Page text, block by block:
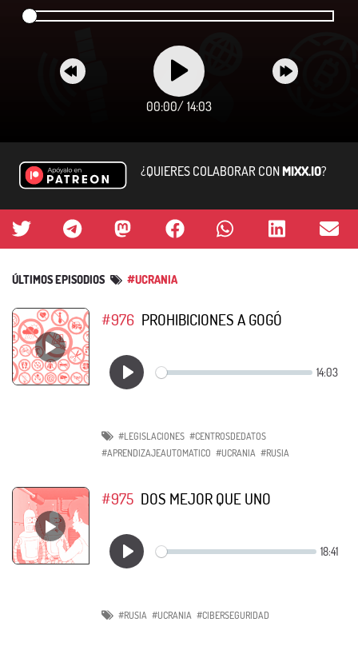
00:00/ 14:03
¿QUIERES COLABORAR CONMIXX.IO?
ÚLTIMOS EPISODIOS #UCRANIA
#976 PROHIBICIONES A GOGÓ
#LEGISLACIONES #CENTROSDEDATOS
#APRENDIZAJEAUTOMATICO #UCRANIA #RUSIA
#975 DOS MEJOR QUE UNO
#RUSIA #UCRANIA #CIBERSEGURIDAD